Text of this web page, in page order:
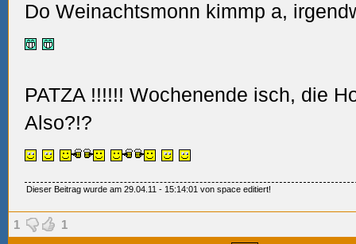
Do Weinachtsmonn kimmp a,
PATZA !!!!!! Wochenende isch, die
Also?!?
Dieser Beitrag wurde am 29.04.11 - 15:14:01 von space editiert!
1 1